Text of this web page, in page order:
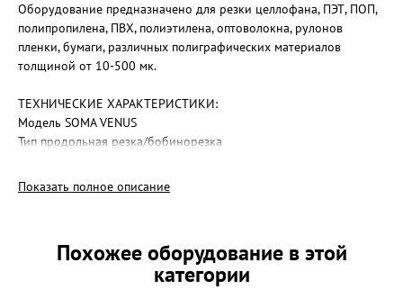
Оборудование предназначено для резки целлофана, ПЭТ, ПОП,
полипропилена, ПВХ, полиэтилена, оптоволокна, рулонов
пленки, бумаги, различных полиграфических материалов
толщиной от 10-500 мк.
ТЕХНИЧЕСКИЕ ХАРАКТЕРИСТИКИ:
Модель SOMA VENUS
Тип продольная резка/бобинорезка
Максимальный диаметр размотки 1200
Максимальный диаметр намотки 600
Максимальная скорость 700 м/мин
Показать полное описание
Похожее оборудование в этой
категории